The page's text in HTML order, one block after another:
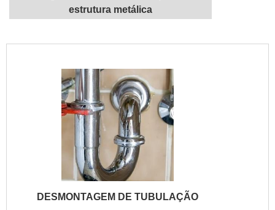
estrutura metálica
DESMONTAGEM DE TUBULAÇÃO